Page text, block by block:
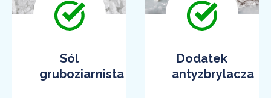
Sól
gruboziarnista
Dodatek
antyzbrylacza